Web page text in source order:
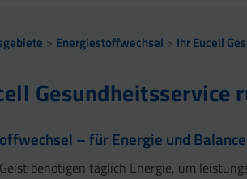
Energiestoffwechsel Ihr Eucell
Gesundheitsservice
– für Energie und
benötigen täglich Energie, um